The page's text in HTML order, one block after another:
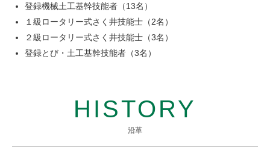
登録機械土工基幹技能者（13名）
１級ロータリー式さく井技能士（2名）
２級ロータリー式さく井技能士（3名）
登録とび・土工基幹技能者（3名）
HISTORY
沿革